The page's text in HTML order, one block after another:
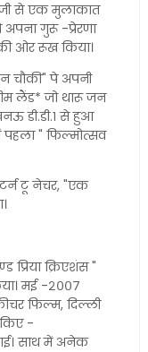
से एक मुलाकात
गुरू -प्रेरणा
ओर रूख किया।
चौकी" पे अपनी
लैंड* जो थारू जन
डी.डी.१ से हुआ
" फिल्मोत्सव
टू नेचर, "एक
क्रिएशंस "
मई -२००७
फिल्म, दिल्ली
-
साथ में अनेक